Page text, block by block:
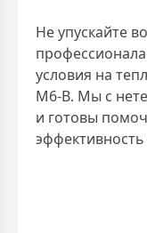
Не упускайте
условия на
M6-B. Мы с
и готовы